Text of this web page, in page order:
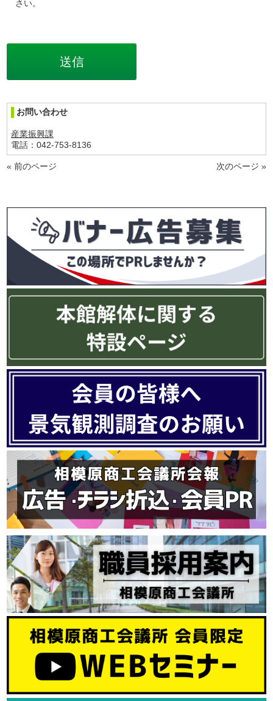
さい。
お問い合わせ
産業振興課
電話：042-753-8136
« 前のページ 次のページ »